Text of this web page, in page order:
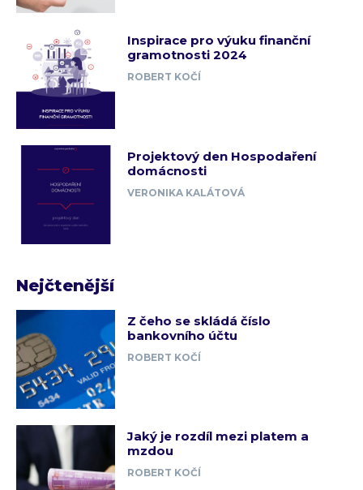
Inspirace pro výuku finanční
gramotnosti 2024
ROBERT KOČÍ
Projektový den Hospodaření
domácnosti
VERONIKA KALÁTOVÁ
Nejčtenější
Z čeho se skládá číslo
bankovního účtu
ROBERT KOČÍ
Jaký je rozdíl mezi platem a
mzdou
ROBERT KOČÍ